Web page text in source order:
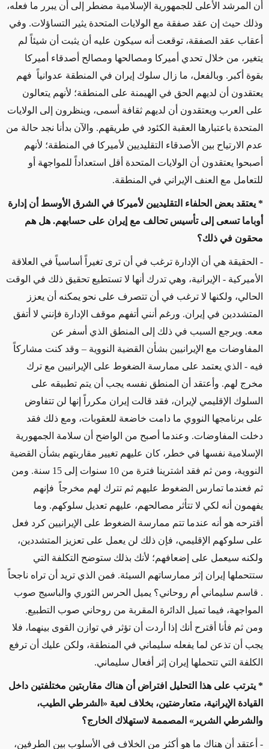
أن المرشد الأعلى للجمهورية الإسلامية مضطر إلى أن يبرر ما فعله،
وذلك حيث إن عقد صفقة مع الولايات المتحدة يثير التساؤلات. وفي
أعقاب عقد الصفقة، توقعت أنه سيكون عليه أن يثبت أن شيئاً لم
يتغير، من خلال تحدي أميركا ومصالحها ومصالح أصدقاء أميركا
بقوة أكبر. وبالفعل، ما زال سلوك إيران في المنطقة عدوانياً فهم
يعتقدون أن لديهم الحق في الهيمنة على المنطقة؛ لأنهم يتعالون
على العرب ويعتقدون أن لديهم ثقافة أسمى، وينظرون إلى الولايات
المتحدة باعتبارها العقبة الكئود في طريقهم. والآن بدأنا نجد حالة من
عدم الارتياح بين الأصدقاء التقليديين لأميركا في المنطقة؛ لأنهم
أصبحوا يعتقدون أن الولايات المتحدة أقل استعداداً للمواجهة أو
للتعامل مع العنف الإيراني في المنطقة.
* يعتقد بعض الحلفاء التقليديين لأميركا في الشرق الأوسط أن إدارة
أوباما تسعى إلى تأسيس تحالف مع إيران على حسابهم. هل هم
محقون في ذلك؟
- الحقيقة هي أن الإدارة ترغب في أن ترى تغيراً أساسياً في العلاقة
الأميركية - الإيرانية، وهي تدرك أنها لا تستطيع تحقيق ذلك في الوقت
الحالي، ولكنها لا ترغب في أن تتصرف على نحو يمكنه أن يعزز
المتشددين في إيران. ورغم أنني أتفهم موقف الإدارة فإنني لا أتفق
معه. ويرجع السبب في ذلك إلى المنطق الذي أسفر عن
المفاوضات مع الإيرانيين بشأن القضية النووية – وقد كنت مشاركاً
فيه - الذي يعتمد على ممارسة الضغوط على الإيرانيين مع ترك
مخرج لهم. وأعتقد أن المنطق نفسه يجب أن يتم تطبيقه على
السلوك الإقليمي لإيران، فقد قالت إيران مكرراً إنها لن تتفاوض
على برنامجها النووي ما دامت خاضعة للعقوبات، ومع ذلك فقد
دخلت المفاوضات. وعندما أصبح من الواضح أن سلامة الجمهورية
الإسلامية نفسها في خطر، كان عليهم تغيير مقاربتهم بشأن القضية
النووية، ومن ثم فقد اشترينا فترة من 10 سنوات إلى 15 سنة. ومن
ثم فعندما تمارس الضغوط عليهم ثم تترك لهم مخرجاً فإنهم
يفهمون أنه لكي لا تتأثر مصالحهم، عليهم تعديل سلوكهم. وما
أقترحه هو أنه عندما تتم ممارسة الضغوط على الإيرانيين كرد فعل
على سلوكهم الإقليمي، فإن ذلك لن يعمل على تعزيز المتشددين،
ولكنه سيعمل على إضعافهم؛ لأنك بذلك ستوضح التكلفة التي
ستتحملها إيران إثر ممارساتهم السيئة. فمن الذي تريد أن تراه ناجحاً
. قاسم سليماني أم روحاني؟ يميل الحرس الثوري والباسيج صوب
المواجهة، فيما تميل الدائرة المقربة من روحاني صوب التطبيع.
ومن ثم فأنا أقترح أنك إذا أردت أن تؤثر في توازن القوى بينهما، فلا
يجب أن تذعن لما يفعله سليماني في المنطقة، ولكن عليك أن ترفع
الكلفة التي تتحملها إيران إثر أفعال سليماني.
* يترتب على هذا التحليل افتراض أن هناك مقاربتين مختلفتين داخل
القيادة الإيرانية، متعارضتين، بخلاف لعبة «الشرطي الطيب،
والشرطي الشرير» المصممة لاستهلاك الخارج؟
- أعتقد أن هناك ما هو أكثر من الخلاف في الأسلوب بين الطرفين،